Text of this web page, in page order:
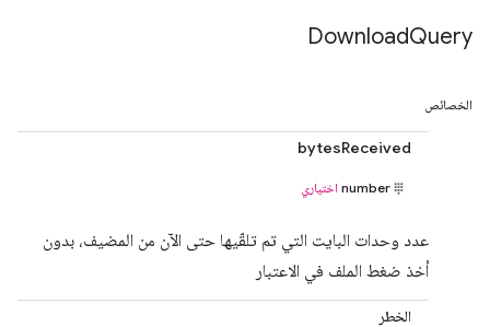
DownloadQuery
الخصائص
bytesReceived
number اختياري
عدد وحدات البايت التي تم تلقّيها حتى الآن من المضيف، بدون
أخذ ضغط الملف في الاعتبار
الخطر